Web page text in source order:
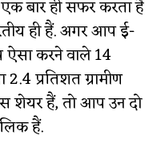
एक बार ही सफर करता है
ही हैं. अगर आप ई-
करने वाले 14
प्रतिशत ग्रामीण
शेयर हैं, तो आप उन दो
हैं.